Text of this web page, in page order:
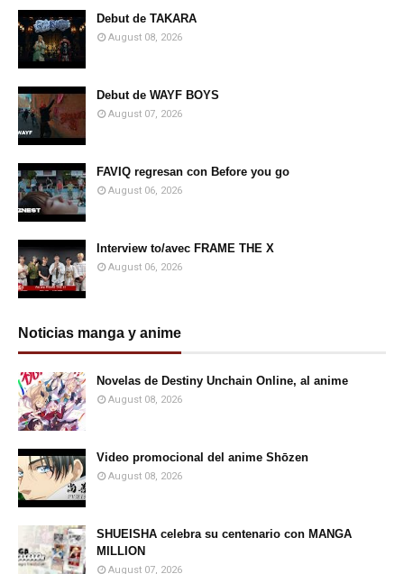
Debut de TAKARA
August 08, 2026
Debut de WAYF BOYS
August 07, 2026
FAVIQ regresan con Before you go
August 06, 2026
Interview to/avec FRAME THE X
August 06, 2026
Noticias manga y anime
Novelas de Destiny Unchain Online, al anime
August 08, 2026
Video promocional del anime Shōzen
August 08, 2026
SHUEISHA celebra su centenario con MANGA
MILLION
August 07, 2026